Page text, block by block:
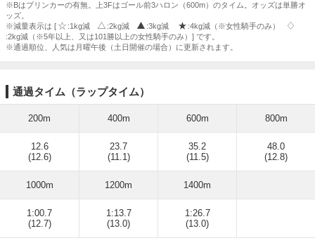
※Bはブリンカーの有無。上3Fはゴール前3ハロン（600m）のタイム。オッズは単勝オ
ッズ。
※減量表示は [
:1kg減 :2kg減 :3kg減
:4kg減（※女性騎手のみ）
:2kg減（※5年以上、又は101勝以上の女性騎手のみ）] です。
※通過順位、人気は月曜午後（土日開催の場合）に更新されます。
通過タイム（ラップタイム）
200m 400m 600m 800m
12.6
(12.6)
23.7
(11.1)
35.2
(11.5)
48.0
(12.8)
1000m 1200m 1400m
1:00.7
(12.7)
1:13.7
(13.0)
1:26.7
(13.0)